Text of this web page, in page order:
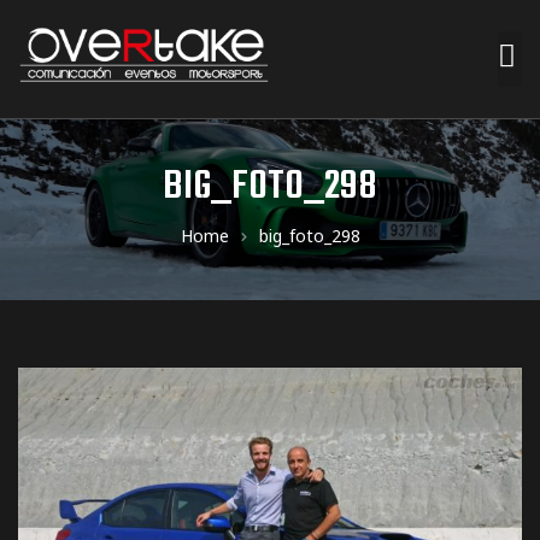
BIG_FOTO_298
Home big_foto_298
de